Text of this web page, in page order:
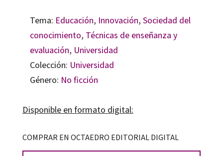
Tema: Educación, Innovación, Sociedad del
conocimiento, Técnicas de enseñanza y
evaluación, Universidad
Colección: Universidad
Género: No ficción
Disponible en formato digital:
COMPRAR EN OCTAEDRO EDITORIAL DIGITAL